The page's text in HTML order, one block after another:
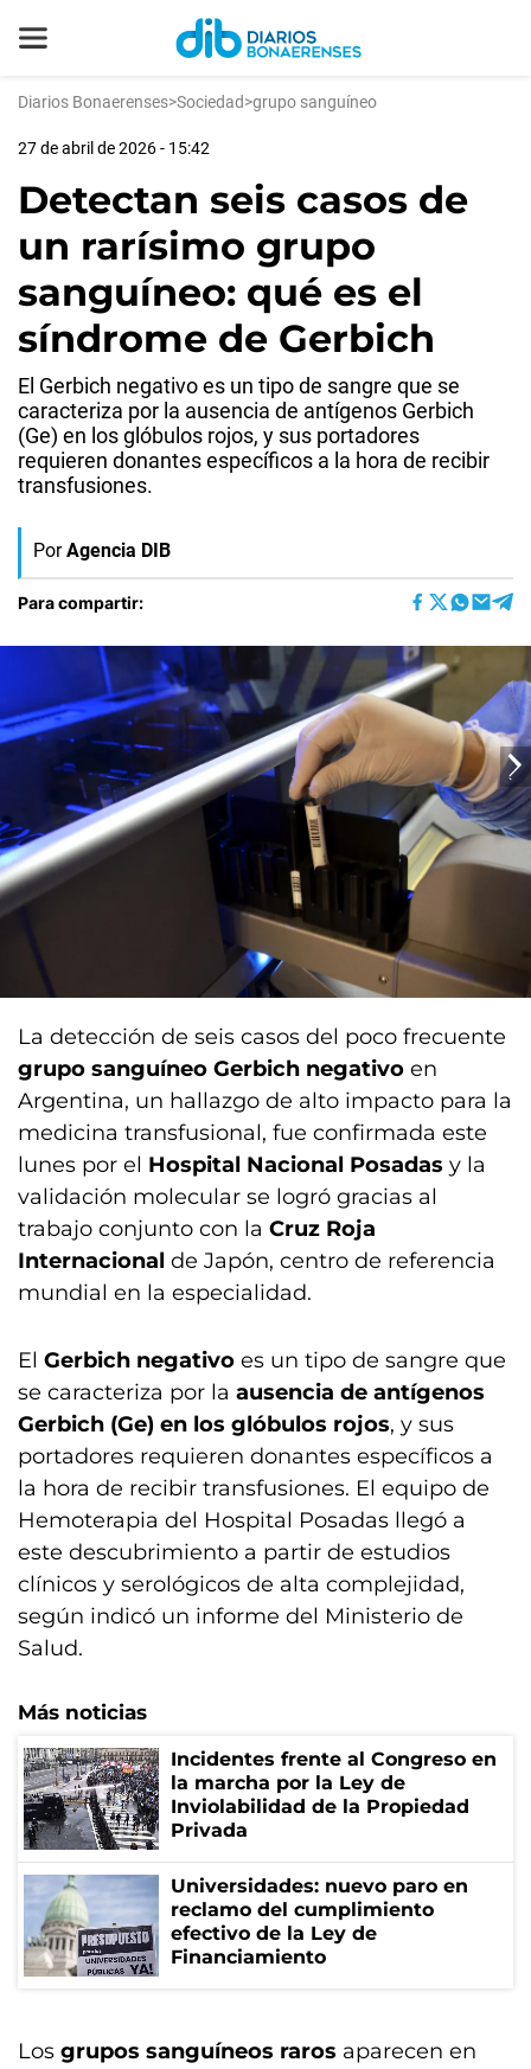
Diarios Bonaerenses>Sociedad>grupo sanguíneo
27 de abril de 2026 - 15:42
Detectan seis casos de
un rarísimo grupo
sanguíneo: qué es el
síndrome de Gerbich
El Gerbich negativo es un tipo de sangre que se
caracteriza por la ausencia de antígenos Gerbich
(Ge) en los glóbulos rojos, y sus portadores
requieren donantes específicos a la hora de recibir
transfusiones.
Por Agencia DIB
Para compartir:
La detección de seis casos del poco frecuente
grupo sanguíneo Gerbich negativo en
Argentina, un hallazgo de alto impacto para la
medicina transfusional, fue confirmada este
lunes por el Hospital Nacional Posadas y la
validación molecular se logró gracias al
trabajo conjunto con la Cruz Roja
Internacional de Japón, centro de referencia
mundial en la especialidad.
El Gerbich negativo es un tipo de sangre que
se caracteriza por la ausencia de antígenos
Gerbich (Ge) en los glóbulos rojos, y sus
portadores requieren donantes específicos a
la hora de recibir transfusiones. El equipo de
Hemoterapia del Hospital Posadas llegó a
este descubrimiento a partir de estudios
clínicos y serológicos de alta complejidad,
según indicó un informe del Ministerio de
Salud.
Más noticias
Incidentes frente al Congreso en
la marcha por la Ley de
Inviolabilidad de la Propiedad
Privada
Universidades: nuevo paro en
reclamo del cumplimiento
efectivo de la Ley de
Financiamiento
Los grupos sanguíneos raros aparecen en